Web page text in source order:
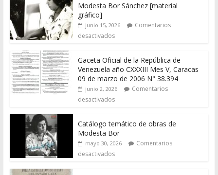
Modesta Bor Sánchez [material
gráfico]
junio 15, 2026
Comentarios
desactivados
Gaceta Oficial de la República de
Venezuela año CXXXIII Mes V, Caracas
09 de marzo de 2006 N° 38.394
junio 2, 2026
Comentarios
desactivados
Catálogo temático de obras de
Modesta Bor
mayo 30, 2026
Comentarios
desactivados